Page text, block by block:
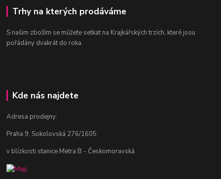
Trhy na kterých prodáváme
S našim zbožím se můžete setkat na Krajkářských trzích, které jsou
pořádány dvakrát do roka.
Kde nás najdete
Adresa prodejny:
Praha 9, Sokolovská 276/1605
v blízkosti stanice Metra B - Českomoravská